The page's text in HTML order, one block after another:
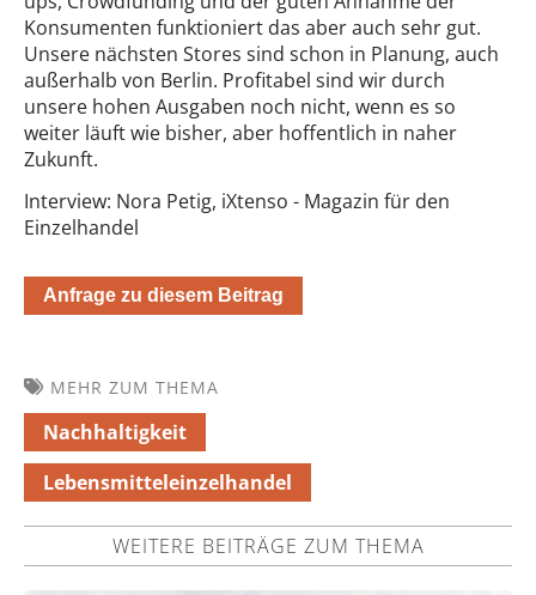
Konsumenten funktioniert das aber auch sehr gut.
Unsere nächsten Stores sind schon in Planung, auch
außerhalb von Berlin. Profitabel sind wir durch
unsere hohen Ausgaben noch nicht, wenn es so
weiter läuft wie bisher, aber hoffentlich in naher
Zukunft.
Interview: Nora Petig, iXtenso - Magazin für den
Einzelhandel
Anfrage zu diesem Beitrag
MEHR ZUM THEMA
Nachhaltigkeit
Lebensmitteleinzelhandel
WEITERE BEITRÄGE ZUM THEMA